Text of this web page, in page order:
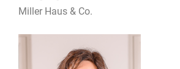
Miller Haus & Co.